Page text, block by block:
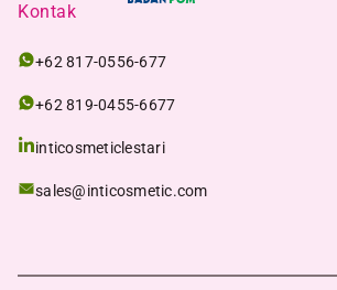
Kontak
+62 817-0556-677
+62 819-0455-6677
inticosmeticlestari
sales@inticosmetic.com